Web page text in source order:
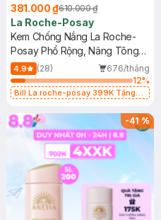
381.000 ₫610.000 ₫
La Roche-Posay
Kem Chống Nắng La Roche-
Posay Phổ Rộng, Nâng Tông
Kiềm Dầu 50ml
4.9 (28)
676/tháng
12%
Bill La roche-posay 399K Tặng
(SL có hạn)
-41%